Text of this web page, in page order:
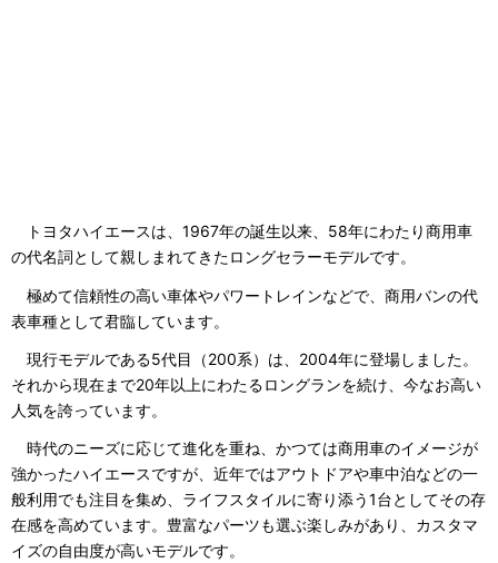
トヨタハイエースは、1967年の誕生以来、58年にわたり商用車
の代名詞として親しまれてきたロングセラーモデルです。
極めて信頼性の高い車体やパワートレインなどで、商用バンの代
表車種として君臨しています。
現行モデルである5代目（200系）は、2004年に登場しました。
それから現在まで20年以上にわたるロングランを続け、今なお高い
人気を誇っています。
時代のニーズに応じて進化を重ね、かつては商用車のイメージが
強かったハイエースですが、近年ではアウトドアや車中泊などの一
般利用でも注目を集め、ライフスタイルに寄り添う1台としてその存
在感を高めています。豊富なパーツも選ぶ楽しみがあり、カスタマ
イズの自由度が高いモデルです。